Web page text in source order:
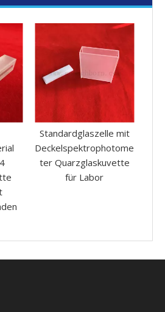
Standardglaszelle mit
Deckelspektrophotome
ter Quarzglaskuvette
für Labor
optische